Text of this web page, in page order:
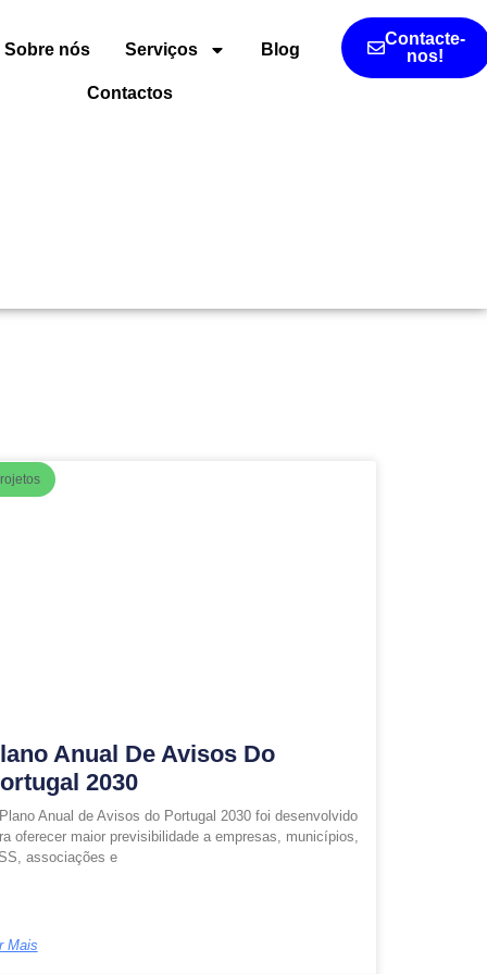
Sobre nós Serviços Blog
Contactos
Contacte-
nos!
Anual De Avisos Do
2030
Anual de Avisos do Portugal 2030 foi desenvolvido
oferecer maior previsibilidade a empresas, municípios,
associações e
Mais